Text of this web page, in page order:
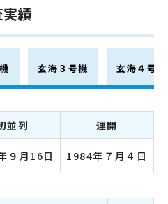
績
玄海３号機 玄海４号機
並列
運開
９月16日 1984年７月４日